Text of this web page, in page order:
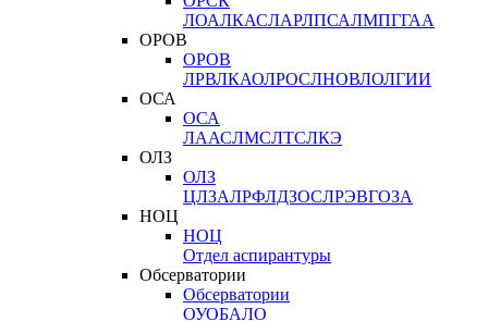
ЛОАЛКАСЛАРЛПСАЛМПГГАА
ОРОВ
ОРОВ
ЛРВЛКАОЛРОСЛНОВЛОЛГИИ
ОСА
ОСА
ЛААСЛМСЛТСЛКЭ
ОЛЗ
ОЛЗ
ЦЛЗАЛРФЛДЗОСЛРЭВГОЗА
НОЦ
НОЦ
Отдел аспирантуры
Обсерватории
Обсерватории
ОУОБАЛО